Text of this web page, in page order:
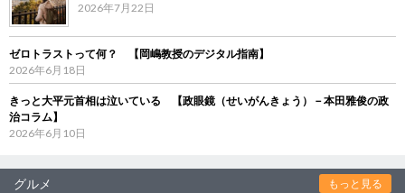
2026年7月22日
ゼロトラストって何？ 【岡嶋教授のデジタル指南】
2026年6月18日
きっと大平元首相は泣いている 【政眼鏡（せいがんきょう）－本田雅俊の政
治コラム】
2026年6月10日
グルメ もっと見る